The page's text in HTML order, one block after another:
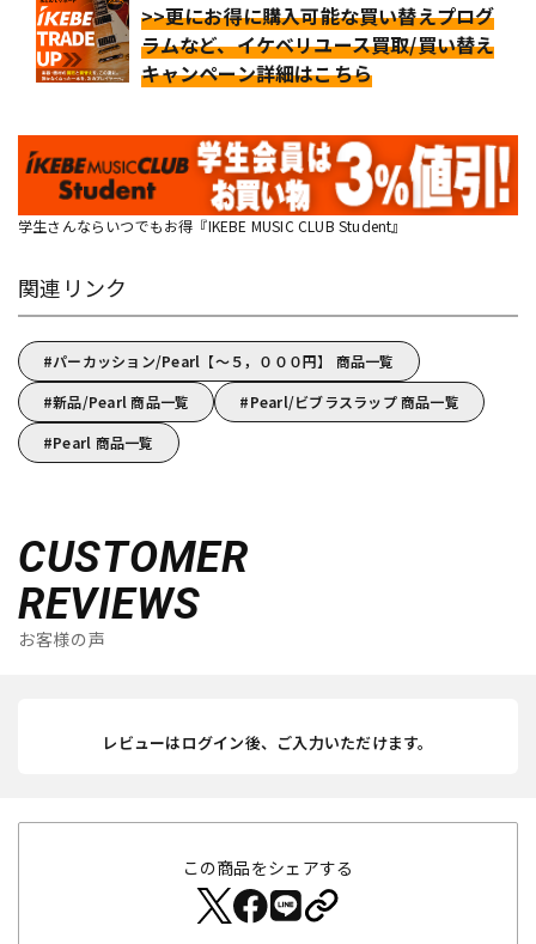
>>更にお得に購入可能な買い替えプログ
ラムなど、イケベリユース買取/買い替え
キャンペーン詳細はこちら
学生さんならいつでもお得『IKEBE MUSIC CLUB Student』
関連リンク
パーカッション/Pearl【～５，０００円】 商品一覧
新品/Pearl 商品一覧
Pearl/ビブラスラップ 商品一覧
Pearl 商品一覧
CUSTOMER
REVIEWS
お客様の声
レビューはログイン後、ご入力いただけます。
この商品をシェアする